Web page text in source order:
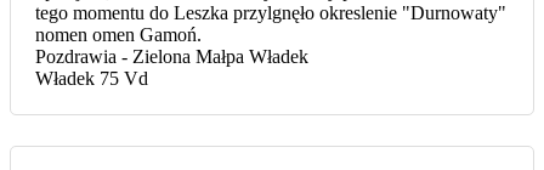
tego momentu do Leszka przylgnęło okreslenie "Durnowaty"
nomen omen Gamoń.
Pozdrawia - Zielona Małpa Władek
Władek 75 Vd